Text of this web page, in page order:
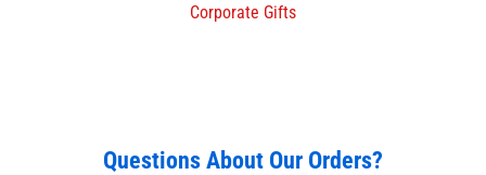
Corporate Gifts
Questions About Our Orders?